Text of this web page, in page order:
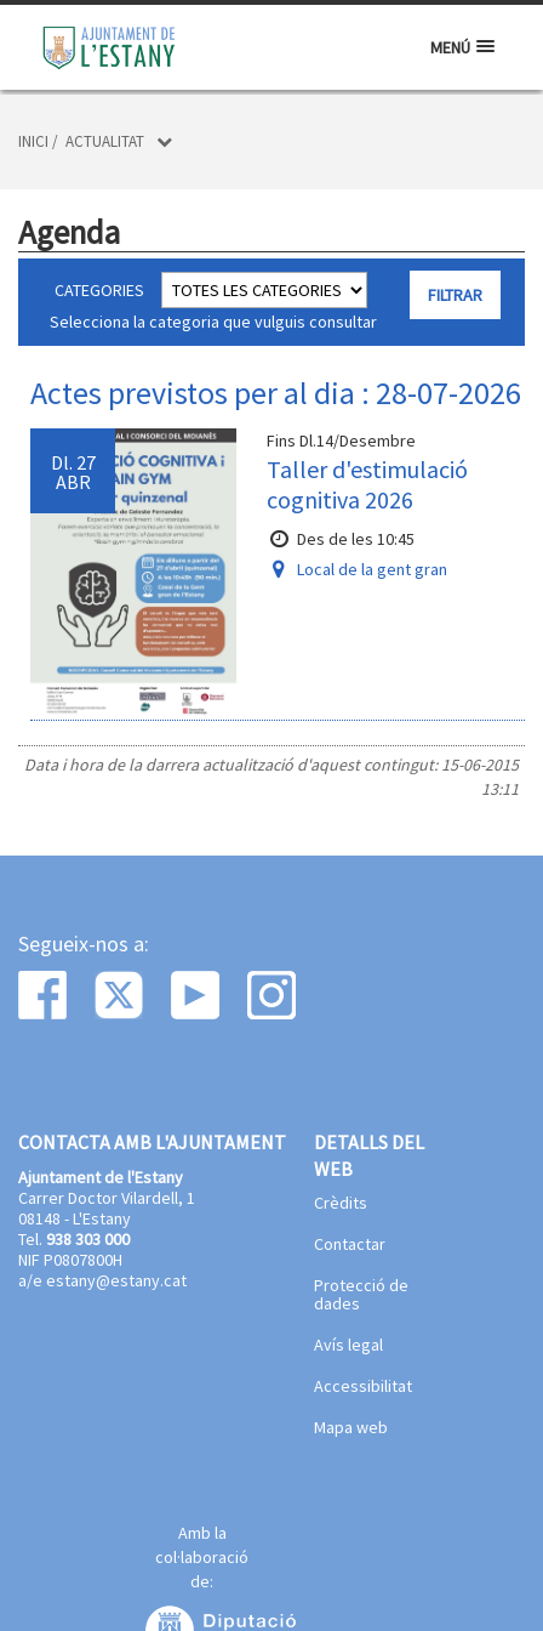
MENÚ
INICI / ACTUALITAT
Agenda
CATEGORIES
Selecciona la categoria que vulguis consultar
Actes previstos per al dia : 28-07-2026
Dl. 27
ABR
Fins Dl.14/Desembre
Taller d'estimulació
cognitiva 2026
Des de les 10:45
Local de la gent gran
Data i hora de la darrera actualització d'aquest contingut:15-06-2015
13:11
Segueix-nos a:
CONTACTA AMB L'AJUNTAMENT
Ajuntament de l'Estany
Carrer Doctor Vilardell, 1
08148 - L'Estany
Tel. 938 303 000
NIF P0807800H
a/e estany@estany.cat
DETALLS DEL
WEB
Crèdits
Contactar
Protecció de
dades
Avís legal
Accessibilitat
Mapa web
Amb la
col·laboració
de: